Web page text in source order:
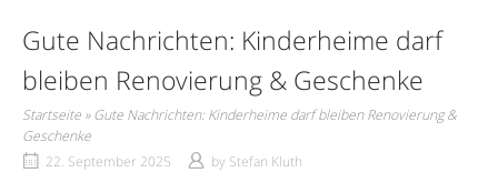
Gute Nachrichten: Kinderheime darf
bleiben Renovierung & Geschenke
Startseite »Gute Nachrichten: Kinderheime darf bleiben Renovierung &
Geschenke
22. September 2025
by Stefan Kluth